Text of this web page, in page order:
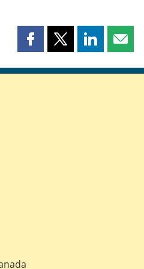
Partager
page
Partager
page
Partager
page page